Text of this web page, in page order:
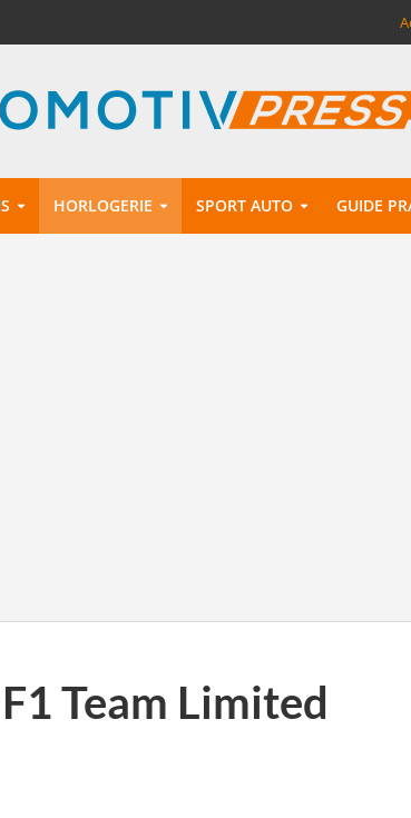
HORLOGERIE SPORT AUTO GUIDE
Team Limited